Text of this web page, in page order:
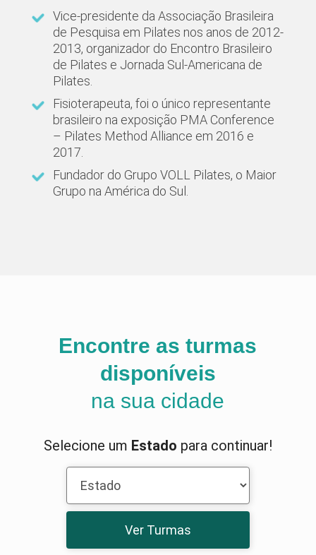
Vice-presidente da Associação Brasileira
de Pesquisa em Pilates nos anos de 2012-
2013, organizador do Encontro Brasileiro
de Pilates e Jornada Sul-Americana de
Pilates.
Fisioterapeuta, foi o único representante
brasileiro na exposição PMA Conference
– Pilates Method Alliance em 2016 e
2017.
Fundador do Grupo VOLL Pilates, o Maior
Grupo na América do Sul.
Encontre as turmas
disponíveis
na sua cidade
Selecione um Estado para continuar!
Ver Turmas